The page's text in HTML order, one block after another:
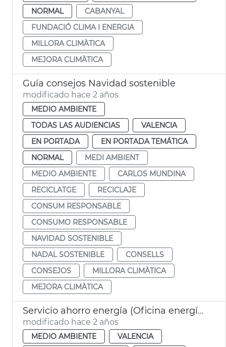
NORMAL
CABANYAL
FUNDACIÓ CLIMA I ENERGIA
MILLORA CLIMÀTICA
MEJORA CLIMÀTICA
Guía consejos Navidad sostenible
modificado hace 2 años
MEDIO AMBIENTE
TODAS LAS AUDIENCIAS
VALENCIA
EN PORTADA
EN PORTADA TEMÁTICA
NORMAL
MEDI AMBIENT
MEDIO AMBIENTE
CARLOS MUNDINA
RECICLATGE
RECICLAJE
CONSUM RESPONSABLE
CONSUMO RESPONSABLE
NAVIDAD SOSTENIBLE
NADAL SOSTENIBLE
CONSELLS
CONSEJOS
MILLORA CLIMÀTICA
MEJORA CLIMÀTICA
Servicio ahorro energía (Oficina energía)
modificado hace 2 años
MEDIO AMBIENTE
VALENCIA